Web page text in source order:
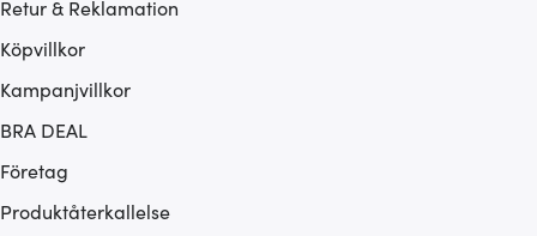
Retur & Reklamation
Köpvillkor
Kampanjvillkor
BRA DEAL
Företag
Produktåterkallelse